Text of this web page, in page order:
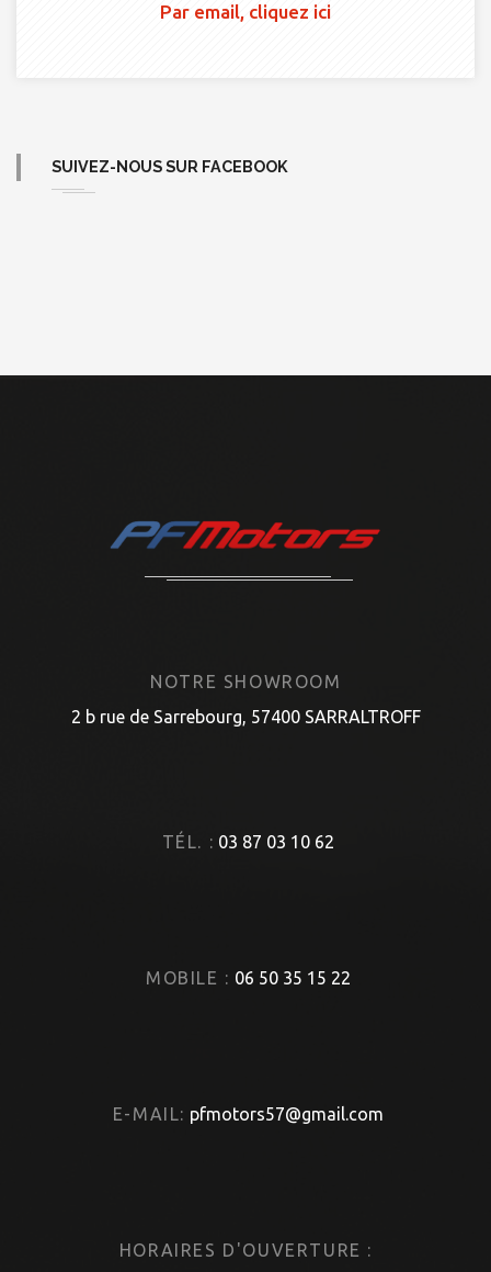
Par email, cliquez ici
SUIVEZ-NOUS SUR FACEBOOK
NOTRE SHOWROOM
2 b rue de Sarrebourg, 57400 SARRALTROFF
TÉL. : 03 87 03 10 62
MOBILE : 06 50 35 15 22
E-MAIL: pfmotors57@gmail.com
HORAIRES D'OUVERTURE :